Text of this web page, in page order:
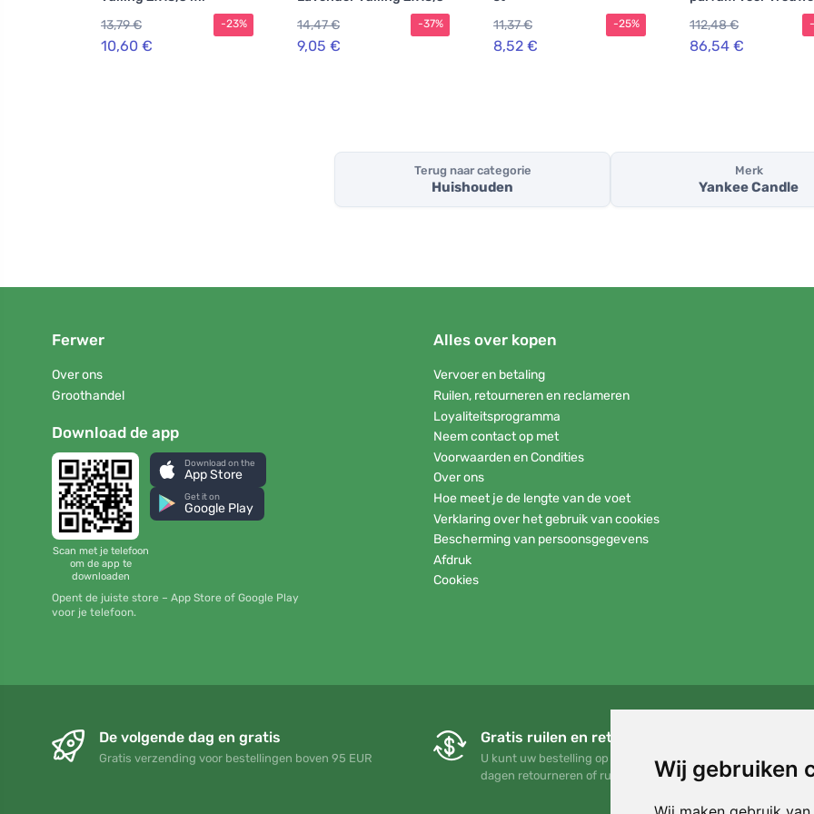
Wij gebruiken
13,79 €
10,60 €
-23%
14,47 €
9,05 €
-37%
11,37 €
8,52 €
-25%
112,48 €
86,54 €
Terug naar categorie
Huishouden
Merk
Yankee Candle
Ferwer
Over ons
Groothandel
Download de app
Scan met je telefoon
om de app te
downloaden
Download on the
App Store
Get it on
Google Play
Opent de juiste store – App Store of Google Play
voor je telefoon.
Alles over kopen
Vervoer en betaling
Ruilen, retourneren en reclameren
Loyaliteitsprogramma
Neem contact op met
Voorwaarden en Condities
Over ons
Hoe meet je de lengte van de voet
Verklaring over het gebruik van cookies
Bescherming van persoonsgegevens
Afdruk
Cookies
De volgende dag en gratis
Gratis verzending voor bestellingen boven 95 EUR
Gratis ruilen en retourneren
U kunt uw bestelling op elk gewenst moment binnen 90
dagen retourneren of ruilen